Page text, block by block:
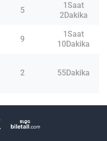
5
1Saat
2Dakika
9
1Saat
10Dakika
2 55Dakika